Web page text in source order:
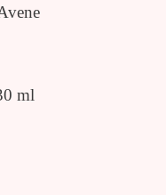
ml